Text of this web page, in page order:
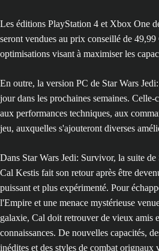
Les éditions PlayStation 4 et Xbox One
seront vendues au prix conseillé de
optimisations visant à maximiser les
En outre, la version PC de Star Wars
jour dans les prochaines semaines.
aux performances techniques, aux
jeu, auxquelles s'ajouteront diverses
Dans Star Wars Jedi: Survivor, la suite
Cal Kestis fait son retour après être
puissant et plus expérimenté. Pour
l'Empire et une menace mystérieuse
galaxie, Cal doit retrouver de vieux amis
connaissances. De nouvelles capacités,
inédites et des styles de combat orignaux